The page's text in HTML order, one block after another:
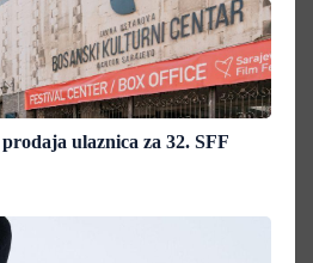
ulaznica za 32. SFF